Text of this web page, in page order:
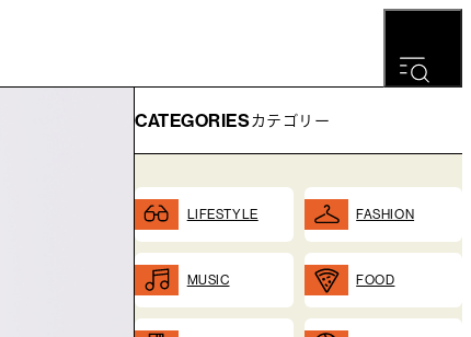
CATEGORIES カテゴリー
LIFESTYLE FASHION
MUSIC FOOD